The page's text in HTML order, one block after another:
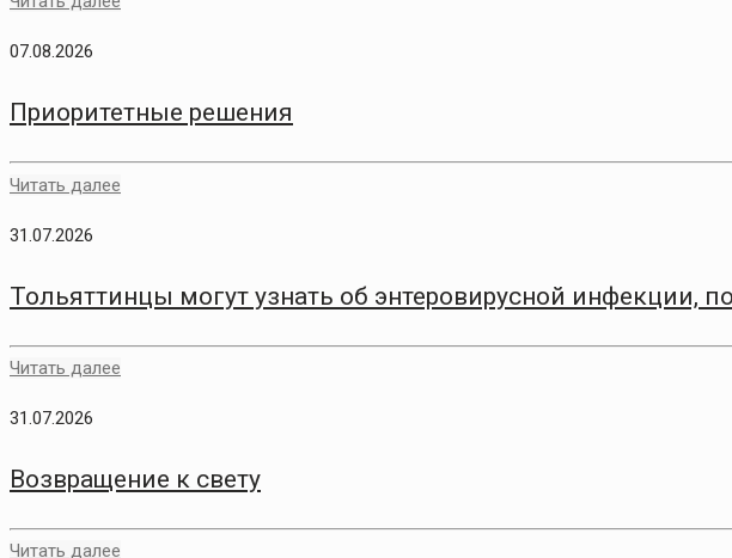
07.08.2026
Приоритетные решения
Читать далее
31.07.2026
Тольяттинцы могут узнать об энтеровирусной инфекции,
Читать далее
31.07.2026
Возвращение к свету
Читать далее